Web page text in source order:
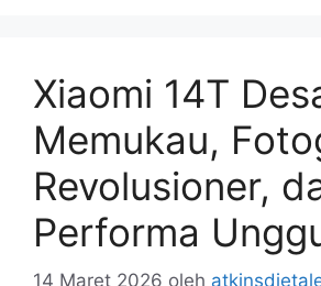
Xiaomi 14T
Memukau,
Revolusioner,
Performa
14 Maret 2026 oleh